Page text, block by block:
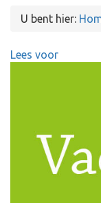
U bent hier:
Lees voor